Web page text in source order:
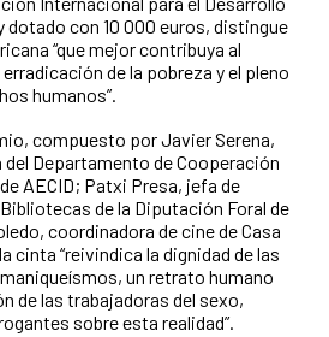
dotado con 10 000 euros, distingue
“que mejor contribuya al
de la pobreza y el pleno
humanos”.
compuesto por Javier Serena,
Departamento de Cooperación
AECID; Patxi Presa, jefa de
de la Diputación Foral de
coordinadora de cine de Casa
cinta “reivindica la dignidad de las
un retrato humano
de las trabajadoras del sexo,
sobre esta realidad”.